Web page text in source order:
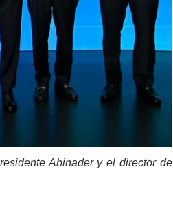
Abinader y el director de